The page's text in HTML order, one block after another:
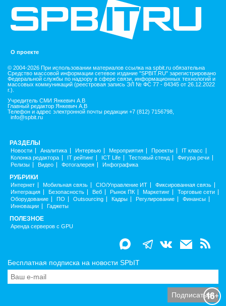
О проекте
© 2004-2026 При использовании материалов ссылка на spbit.ru обязательна
Средство массовой информации сетевое издание "SPBIT.RU" зарегистрировано
Федеральной службы по надзору в сфере связи, информационных технологий и
массовых коммуникаций (реестровая запись ЭЛ № ФС 77 - 84345 от 26.12.2022
г.).
Учредитель СМИ Янкевич А.В
Главный редактор Янкевич А.В
Телефон и адрес электронной почты редакции +7 (812) 7156798,
info@spbit.ru
РАЗДЕЛЫ
Новости Аналитика Интервью Мероприятия Проекты
IT класс
Колонка редактора
IT рейтинг ICT Life Тестовый стенд
Фигура речи
Релизы
Видео Фотогалерея Инфографика
РУБРИКИ
Интернет Мобильная связь CIO/Управление ИТ
Фиксированная связь
Интеграция
Безопасность Веб Рынок ПК Маркетинг
Торговые сети
Оборудование
ПО Outsourcing Кадры Регулирование
Финансы
Инновации
Гаджеты
ПОЛЕЗНОЕ
Аренда серверов с GPU
Бесплатная подписка на новости SPbIT